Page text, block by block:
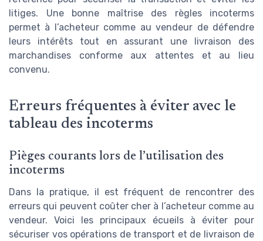
litiges. Une bonne maîtrise des règles incoterms
permet à l’acheteur comme au vendeur de défendre
leurs intérêts tout en assurant une livraison des
marchandises conforme aux attentes et au lieu
convenu.
Erreurs fréquentes à éviter avec le
tableau des incoterms
Pièges courants lors de l’utilisation des
incoterms
Dans la pratique, il est fréquent de rencontrer des
erreurs qui peuvent coûter cher à l’acheteur comme au
vendeur. Voici les principaux écueils à éviter pour
sécuriser vos opérations de transport et de livraison de